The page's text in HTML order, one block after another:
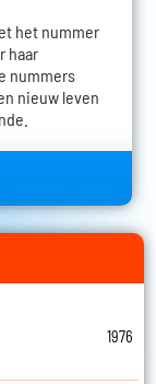
het nummer
haar
nummers
nieuw leven
1976